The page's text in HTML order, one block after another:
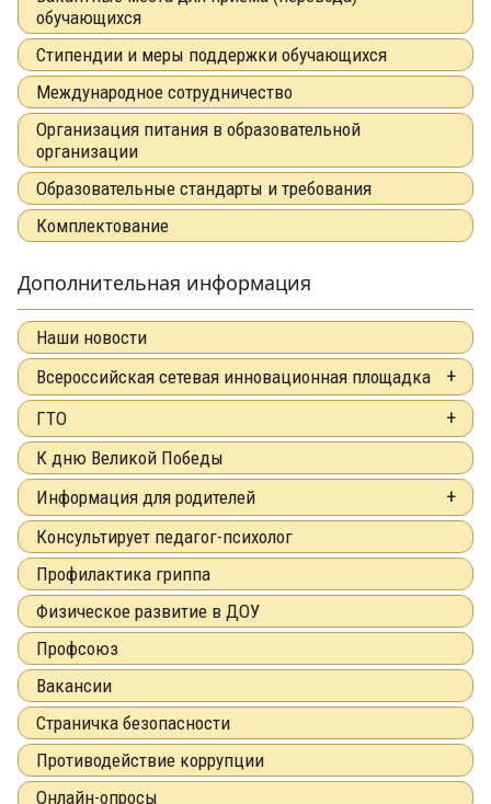
обучающихся
Стипендии и меры поддержки обучающихся
Международное сотрудничество
Организация питания в образовательной
организации
Образовательные стандарты и требования
Комплектование
Дополнительная информация
Наши новости
Всероссийская сетевая инновационная площадка
ГТО
К дню Великой Победы
Информация для родителей
Консультирует педагог-психолог
Профилактика гриппа
Физическое развитие в ДОУ
Профсоюз
Вакансии
Страничка безопасности
Противодействие коррупции
Онлайн-опросы